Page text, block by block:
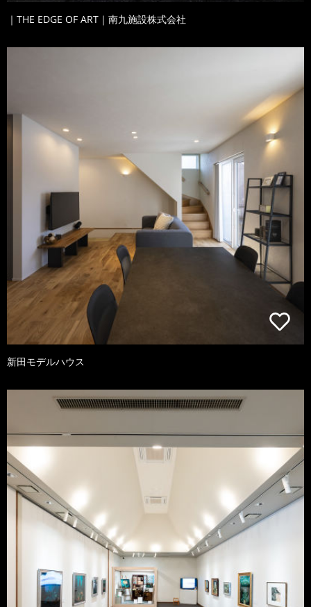
｜THE EDGE OF ART｜南九施設株式会社
新田モデルハウス